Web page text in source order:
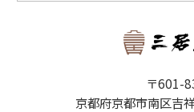
〒601-
京都府京都市南区吉